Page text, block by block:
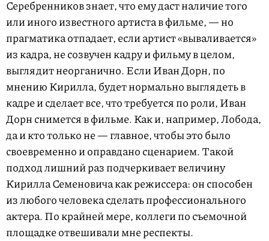
Серебренников знает, что ему даст наличие того
или иного известного артиста в фильме, — но
прагматика отпадает, если артист «вываливается»
из кадра, не созвучен кадру и фильму в целом,
выглядит неорганично. Если Иван Дорн, по
мнению Кирилла, будет нормально выглядеть в
кадре и сделает все, что требуется по роли, Иван
Дорн снимется в фильме. Как и, например, Лобода,
да и кто только не — главное, чтобы это было
своевременно и оправдано сценарием. Такой
подход лишний раз подчеркивает величину
Кирилла Семеновича как режиссера: он способен
из любого человека сделать профессионального
актера. По крайней мере, коллеги по съемочной
площадке отвешивали мне респекты.